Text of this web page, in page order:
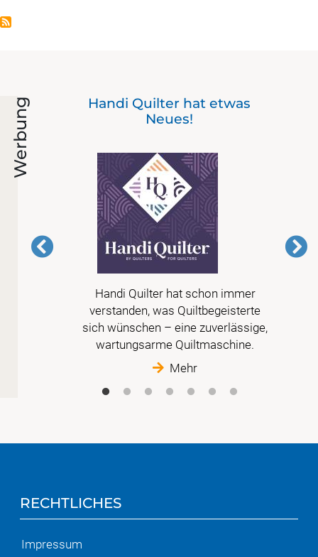
Werbung
Handi Quilter hat etwas
Neues!
Handi Quilter hat schon immer
verstanden, was Quiltbegeisterte
sich wünschen – eine zuverlässige,
wartungsarme Quiltmaschine.
Mehr
RECHTLICHES
Impressum